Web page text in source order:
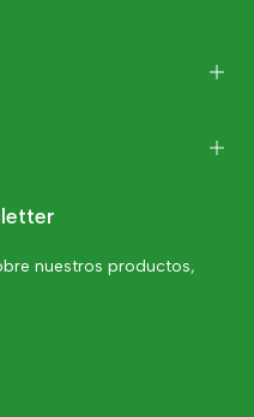
nuestros productos,